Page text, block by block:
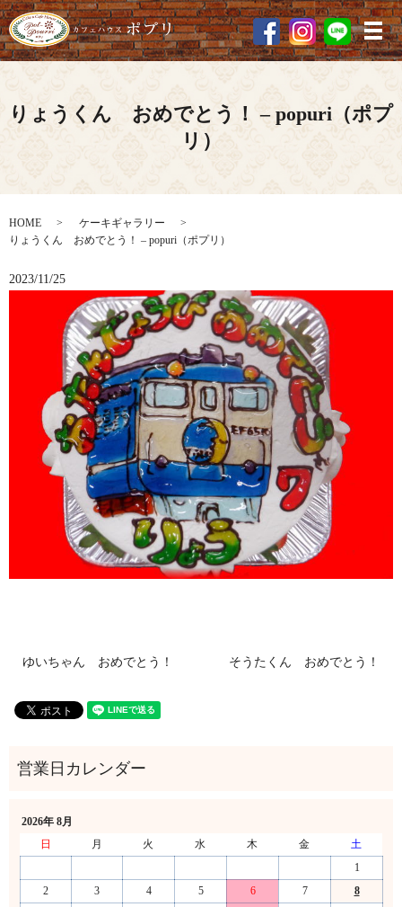
メ
りょうくん おめでとう！ – popuri（ポプ
リ）
HOME
ケーキギャラリー
りょうくん おめでとう！ – popuri（ポプリ）
2023/11/25
ゆいちゃん おめでとう！ そうたくん おめでとう！
2026年 8月
日
月 火 水 木 金
土
1
2
3 4 5 6 7
8